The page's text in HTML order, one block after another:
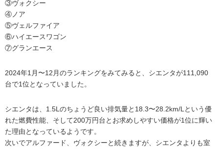
③ヴォクシー
④ノア
⑤ヴェルファイア
⑥ハイエースワゴン
⑦グランエース
2024年1月〜12月のランキングをみてみると、シエンタが111,090
台で1位となっていました。
シエンタは、1.5Lのちょうど良い排気量と18.3〜28.2km/Lという優
れた燃費性能、そして200万円台とお求めしやすい価格が1位に輝い
た理由となっているようです。
次いでアルファード、ヴォクシーと続きますが、シエンタよりも室